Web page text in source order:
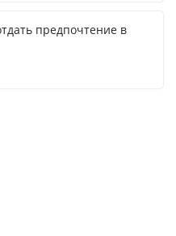
предпочтение в